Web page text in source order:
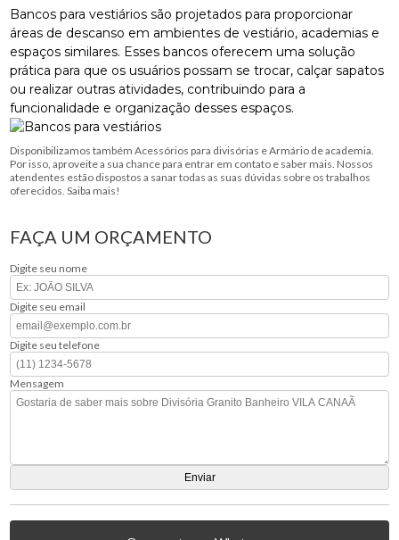
Bancos para vestiários são projetados para proporcionar
áreas de descanso em ambientes de vestiário, academias e
espaços similares. Esses bancos oferecem uma solução
prática para que os usuários possam se trocar, calçar sapatos
ou realizar outras atividades, contribuindo para a
funcionalidade e organização desses espaços.
Disponibilizamos também Acessórios para divisórias e Armário de academia.
Por isso, aproveite a sua chance para entrar em contato e saber mais. Nossos
atendentes estão dispostos a sanar todas as suas dúvidas sobre os trabalhos
oferecidos. Saiba mais!
FAÇA UM ORÇAMENTO
Digite seu nome
Digite seu email
Digite seu telefone
Mensagem